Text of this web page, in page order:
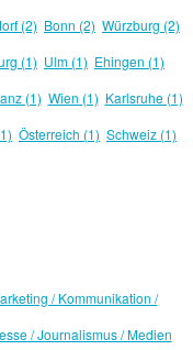
(2) Bonn (2) Würzburg (2)
(1) Ulm (1) Ehingen (1)
(1) Wien (1) Karlsruhe (1)
Österreich (1) Schweiz (1)
/ Kommunikation /
/ Journalismus / Medien